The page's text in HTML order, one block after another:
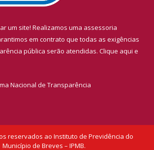
um site! Realizamos uma assessoria
em contrato que todas as exigências
pública serão atendidas. Clique aqui e
Nacional de Transparência
reservados ao Instituto de Previdência do
Município de Breves – IPMB.